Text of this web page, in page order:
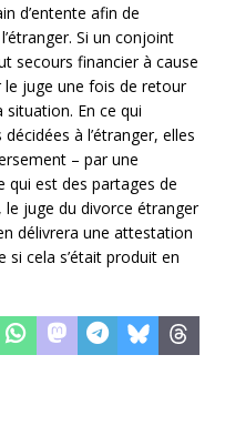
d’entente afin de
Si un conjoint
secours financier à cause
le juge une fois de retour
situation. En ce qui
à l’étranger, elles
– par une
qui est des partages de
juge du divorce étranger
délivrera une attestation
cela s’était produit en